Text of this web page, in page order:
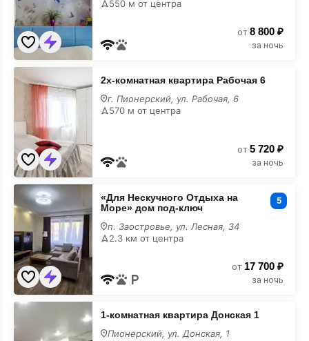
2х-
комнатная
квартира
550 м от центра
от 8 800 ₽
за ночь
2х-
комнатная
квартира
2х-комнатная квартира Рабочая 6
г. Пионерский, ул. Рабочая, 6
570 м от центра
от 5 720 ₽
за ночь
«Для
Нескучного
Отдыха
Море»
дом
под-
ключ
«Для Нескучного Отдыха на
Море» дом под-ключ
5
п. Заостровье, ул. Лесная, 34
2.3 км от центра
от 17 700 ₽
за ночь
1-
квартира
1-комнатная квартира Донская 1
Пионерский, ул. Донская, 1